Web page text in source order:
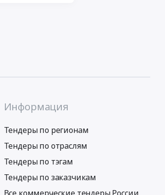
Информация
Тендеры по регионам
Тендеры по отраслям
Тендеры по тэгам
Тендеры по заказчикам